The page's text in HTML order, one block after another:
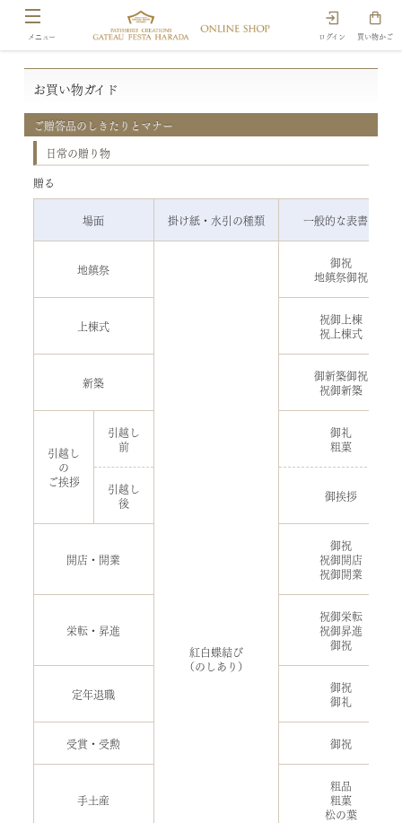
ログイン 買い物かご
お買い物ガイド
ご贈答品のしきたりとマナー
日常の贈り物
贈る
場面 掛け紙・水引の種類 一般的な表書き
地鎮祭
紅白蝶結び
（のしあり）
御祝
地鎮祭御祝
上棟式
祝御上棟
祝上棟式
新築
御新築御祝
祝御新築
引越し
の
ご挨拶
引越し
前
御礼
粗菓
引越し
後
御挨拶
開店・開業
御祝
祝御開店
祝御開業
栄転・昇進
祝御栄転
祝御昇進
御祝
定年退職
御祝
御礼
受賞・受勲 御祝
手土産
粗品
粗菓
松の葉